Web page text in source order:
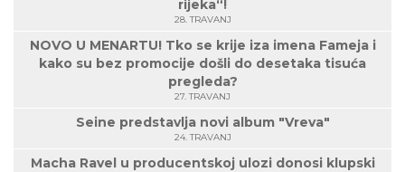
rijeka“!
28. TRAVANJ
NOVO U MENARTU! Tko se krije iza imena Fameja i
kako su bez promocije došli do desetaka tisuća
pregleda?
27. TRAVANJ
Seine predstavlja novi album "Vreva"
24. TRAVANJ
Macha Ravel u producentskoj ulozi donosi klupski